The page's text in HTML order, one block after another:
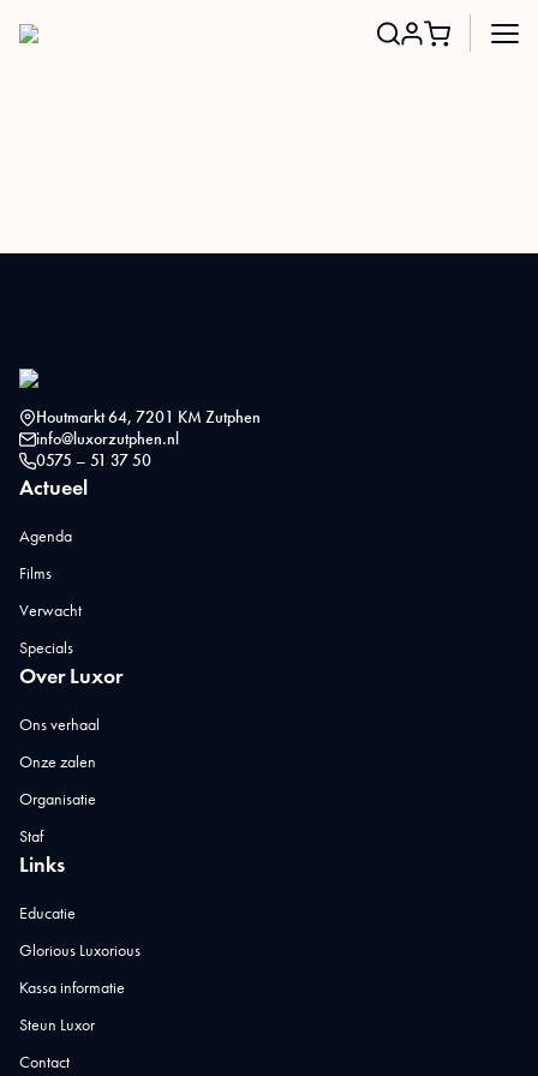
Houtmarkt 64, 7201 KM Zutphen
info@luxorzutphen.nl
0575 – 51 37 50
Actueel
Agenda
Films
Verwacht
Specials
Over Luxor
Ons verhaal
Onze zalen
Organisatie
Staf
Links
Educatie
Glorious Luxorious
Kassa informatie
Steun Luxor
Contact